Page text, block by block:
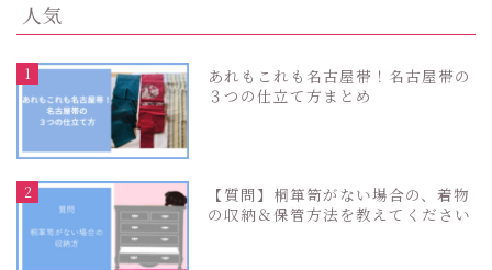
人気
1
あれもこれも名古屋帯！名古屋帯の
３つの仕立て方まとめ
2
【質問】桐箪笥がない場合の、着物
の収納＆保管方法を教えてください